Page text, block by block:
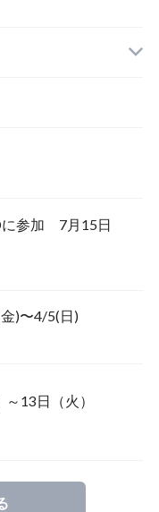
に参加 7月15日
知らせ 4/3(金)〜4/5(日)
13日（火）